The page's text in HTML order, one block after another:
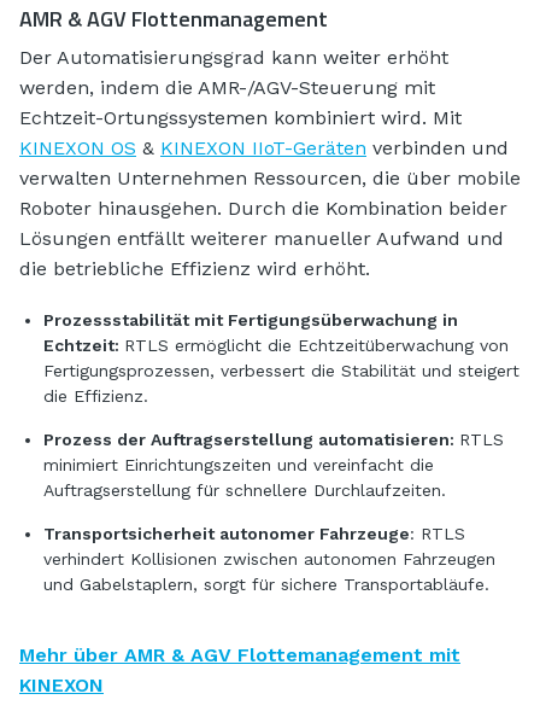
AMR & AGV Flottenmanagement
Der Automatisierungsgrad kann weiter erhöht
werden, indem die AMR-/AGV-Steuerung mit
Echtzeit-Ortungssystemen kombiniert wird. Mit
KINEXON OS & KINEXON IIoT-Geräten verbinden und
verwalten Unternehmen Ressourcen, die über mobile
Roboter hinausgehen. Durch die Kombination beider
Lösungen entfällt weiterer manueller Aufwand und
die betriebliche Effizienz wird erhöht.
Prozessstabilität mit Fertigungsüberwachung in
Echtzeit: RTLS ermöglicht die Echtzeitüberwachung von
Fertigungsprozessen, verbessert die Stabilität und steigert
die Effizienz.
Prozess der Auftragserstellung automatisieren: RTLS
minimiert Einrichtungszeiten und vereinfacht die
Auftragserstellung für schnellere Durchlaufzeiten.
Transportsicherheit autonomer Fahrzeuge: RTLS
verhindert Kollisionen zwischen autonomen Fahrzeugen
und Gabelstaplern, sorgt für sichere Transportabläufe.
Mehr über AMR & AGV Flottemanagement mit
KINEXON